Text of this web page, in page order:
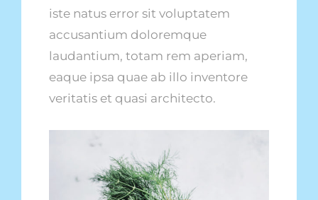
iste natus error sit voluptatem
accusantium doloremque
laudantium, totam rem aperiam,
eaque ipsa quae ab illo inventore
veritatis et quasi architecto.